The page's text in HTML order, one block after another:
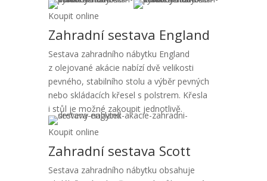
Koupit online
Zahradní sestava England
Sestava zahradního nábytku England
z olejované akácie nabízí dvě velikosti
pevného, stabilního stolu a výběr pevných
nebo skládacích křesel s polstrem. Křesla
i stůl je možné zakoupit jednotlivě.
Koupit online
Zahradní sestava Scott
Sestava zahradního nábytku obsahuje